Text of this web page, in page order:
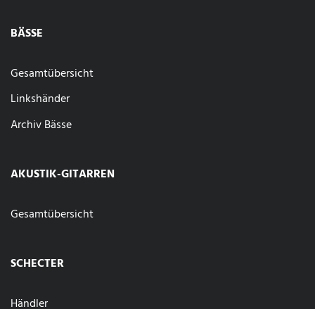
BÄSSE
Gesamtübersicht
Linkshänder
Archiv Bässe
AKUSTIK-GITARREN
Gesamtübersicht
SCHECTER
Händler